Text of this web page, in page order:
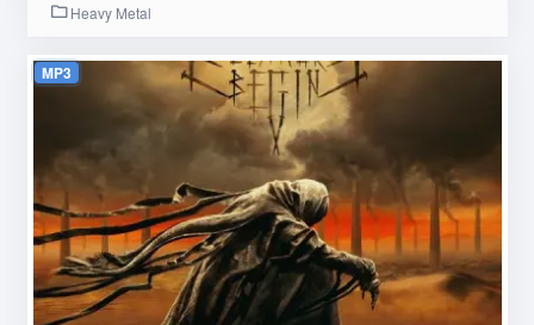
Heavy Metal
MP3